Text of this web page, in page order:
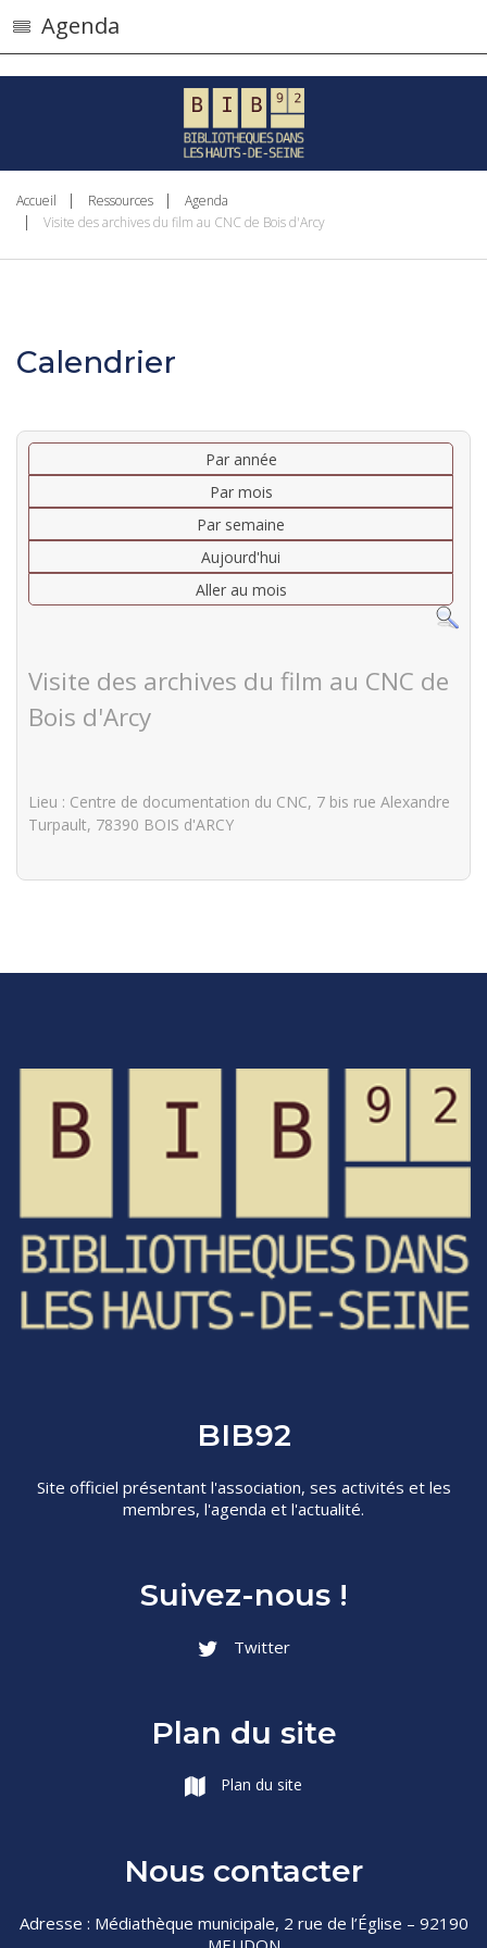
Agenda
Accueil Ressources
Agenda
Visite des archives du film au CNC de Bois d'Arcy
Calendrier
Par année
Par mois
Par semaine
Aujourd'hui
Aller au mois
Visite des archives du film au CNC de
Bois d'Arcy
Lieu : Centre de documentation du CNC, 7 bis rue Alexandre
Turpault, 78390 BOIS d'ARCY
BIB92
Site officiel présentant l'association, ses activités et les
membres, l'agenda et l'actualité.
Suivez-nous !
Twitter
Plan du site
Plan du site
Nous contacter
Adresse : Médiathèque municipale, 2 rue de l’Église – 92190